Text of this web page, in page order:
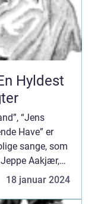
Hyldest
“Jens
Have” er
sange, som
Aakjær,
18 januar 2024